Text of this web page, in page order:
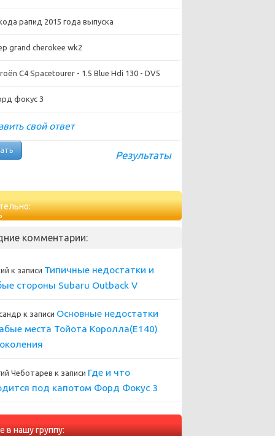
рапид 2015 года выпуска
grand cherokee wk2
C4 Spacetourer - 1.5 Blue Hdi 130 - DV5
фокус 3
свой ответ
Результаты
комментарии:
к записи Типичные недостатки и
стороны Subaru Outback V
к записи Основные недостатки
места Тойота Королла(Е140)
Чеботарев к записи Где и что
под капотом Форд Фокус 3
в нашу группу: